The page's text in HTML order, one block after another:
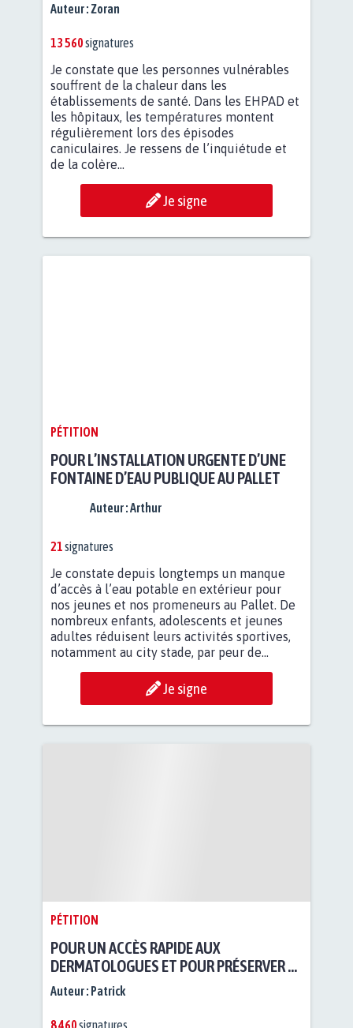
Auteur :Zoran
13 560signatures
Je constate que les personnes vulnérables
souffrent de la chaleur dans les
établissements de santé. Dans les EHPAD et
les hôpitaux, les températures montent
régulièrement lors des épisodes
caniculaires. Je ressens de l’inquiétude et
de la colère...
Je signe
PÉTITION
POUR L’INSTALLATION URGENTE D’UNE
FONTAINE D’EAU PUBLIQUE AU PALLET
Auteur :Arthur
21signatures
Je constate depuis longtemps un manque
d’accès à l’eau potable en extérieur pour
nos jeunes et nos promeneurs au Pallet. De
nombreux enfants, adolescents et jeunes
adultes réduisent leurs activités sportives,
notamment au city stade, par peur de...
Je signe
PÉTITION
POUR UN ACCÈS RAPIDE AUX
DERMATOLOGUES ET POUR PRÉSERVER LA
MISSION SANTÉ PUBLIQUE DES MÉDECINS
Auteur : Patrick
8 460signatures